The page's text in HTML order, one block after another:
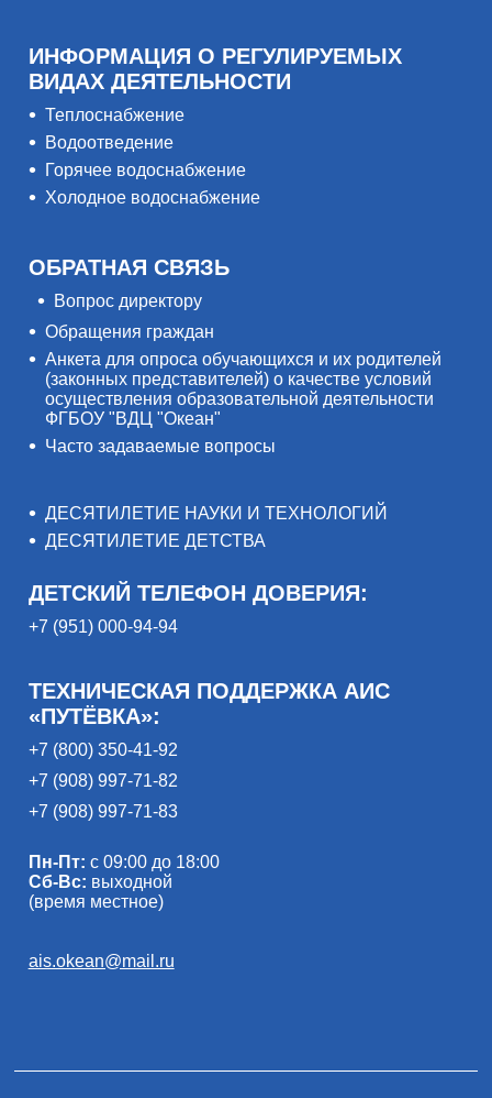
ИНФОРМАЦИЯ О РЕГУЛИРУЕМЫХ
ВИДАХ ДЕЯТЕЛЬНОСТИ
Теплоснабжение
Водоотведение
Горячее водоснабжение
Холодное водоснабжение
ОБРАТНАЯ СВЯЗЬ
Вопрос директору
Обращения граждан
Анкета для опроса обучающихся и их родителей
(законных представителей) о качестве условий
осуществления образовательной деятельности
ФГБОУ "ВДЦ "Океан"
Часто задаваемые вопросы
ДЕСЯТИЛЕТИЕ НАУКИ И ТЕХНОЛОГИЙ
ДЕСЯТИЛЕТИЕ ДЕТСТВА
ДЕТСКИЙ ТЕЛЕФОН ДОВЕРИЯ:
+7 (951) 000-94-94
ТЕХНИЧЕСКАЯ ПОДДЕРЖКА АИС
«ПУТЁВКА»:
+7 (800) 350-41-92
+7 (908) 997-71-82
+7 (908) 997-71-83
Пн-Пт: с 09:00 до 18:00
Сб-Вс: выходной
(время местное)
ais.okean@mail.ru